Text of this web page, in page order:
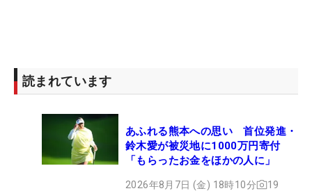
読まれています
あふれる熊本への思い 首位発進・
鈴木愛が被災地に1000万円寄付
「もらったお金をほかの人に」
2026年8月7日 (金) 18時10分 19